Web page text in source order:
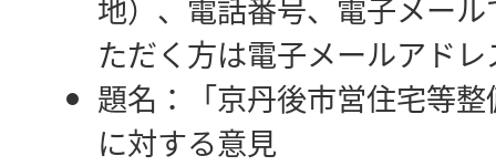
地）、電話番号、電子メー
ただく方は電子メールアドレ
題名：「京丹後市営住宅等
に対する意見